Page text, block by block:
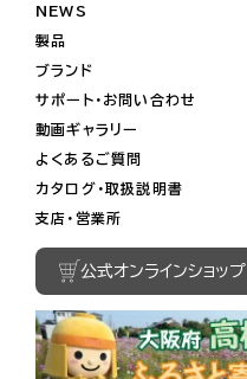
NEWS
製品
ブランド
サポート・お問い合わせ
動画ギャラリー
よくあるご質問
カタログ・取扱説明書
支店・営業所
公式オンラインショップ